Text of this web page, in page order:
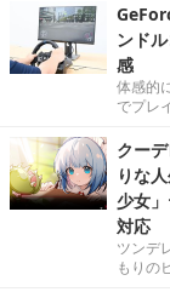
ンド
感
体感的
でプレ
クー
りな
少女
対応
ツンデ
もりの